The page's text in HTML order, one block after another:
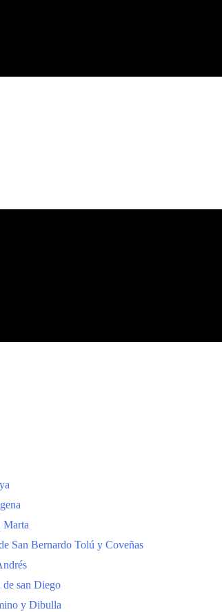
Marta
San Bernardo Tolú y Coveñas
de san Diego
y Dibulla